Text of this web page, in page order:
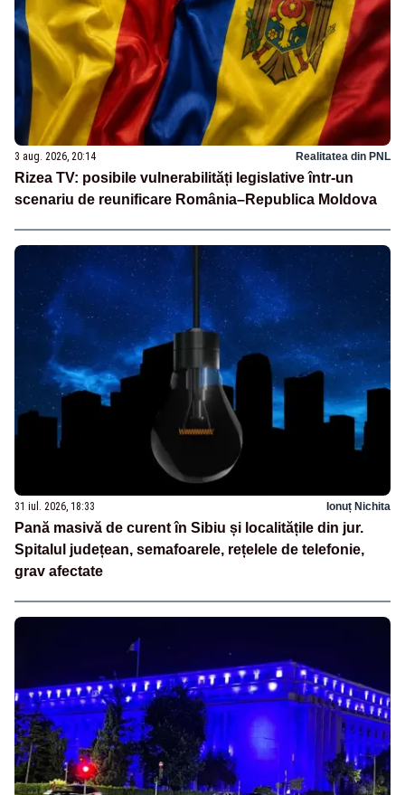
3 aug. 2026, 20:14 Realitatea din PNL
Rizea TV: posibile vulnerabilități legislative într-un
scenariu de reunificare România–Republica Moldova
31 iul. 2026, 18:33 Ionuț Nichita
Pană masivă de curent în Sibiu și localitățile din jur.
Spitalul județean, semafoarele, rețelele de telefonie,
grav afectate